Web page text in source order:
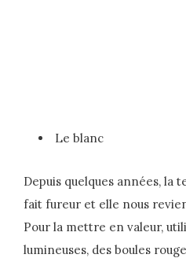
Le blanc
Depuis quelques années, la
fait fureur et elle nous
Pour la mettre en valeur,
lumineuses, des boules